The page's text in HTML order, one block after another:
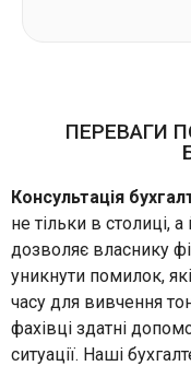
ПЕРЕВАГИ
Консультація
не тільки в столиці,
дозволяє власнику
уникнути помилок,
часу для вивчення
фахівці здатні
ситуації. Наші